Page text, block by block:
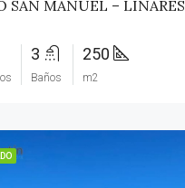
SAN MANUEL – LINARES
3
Baños
250
m2